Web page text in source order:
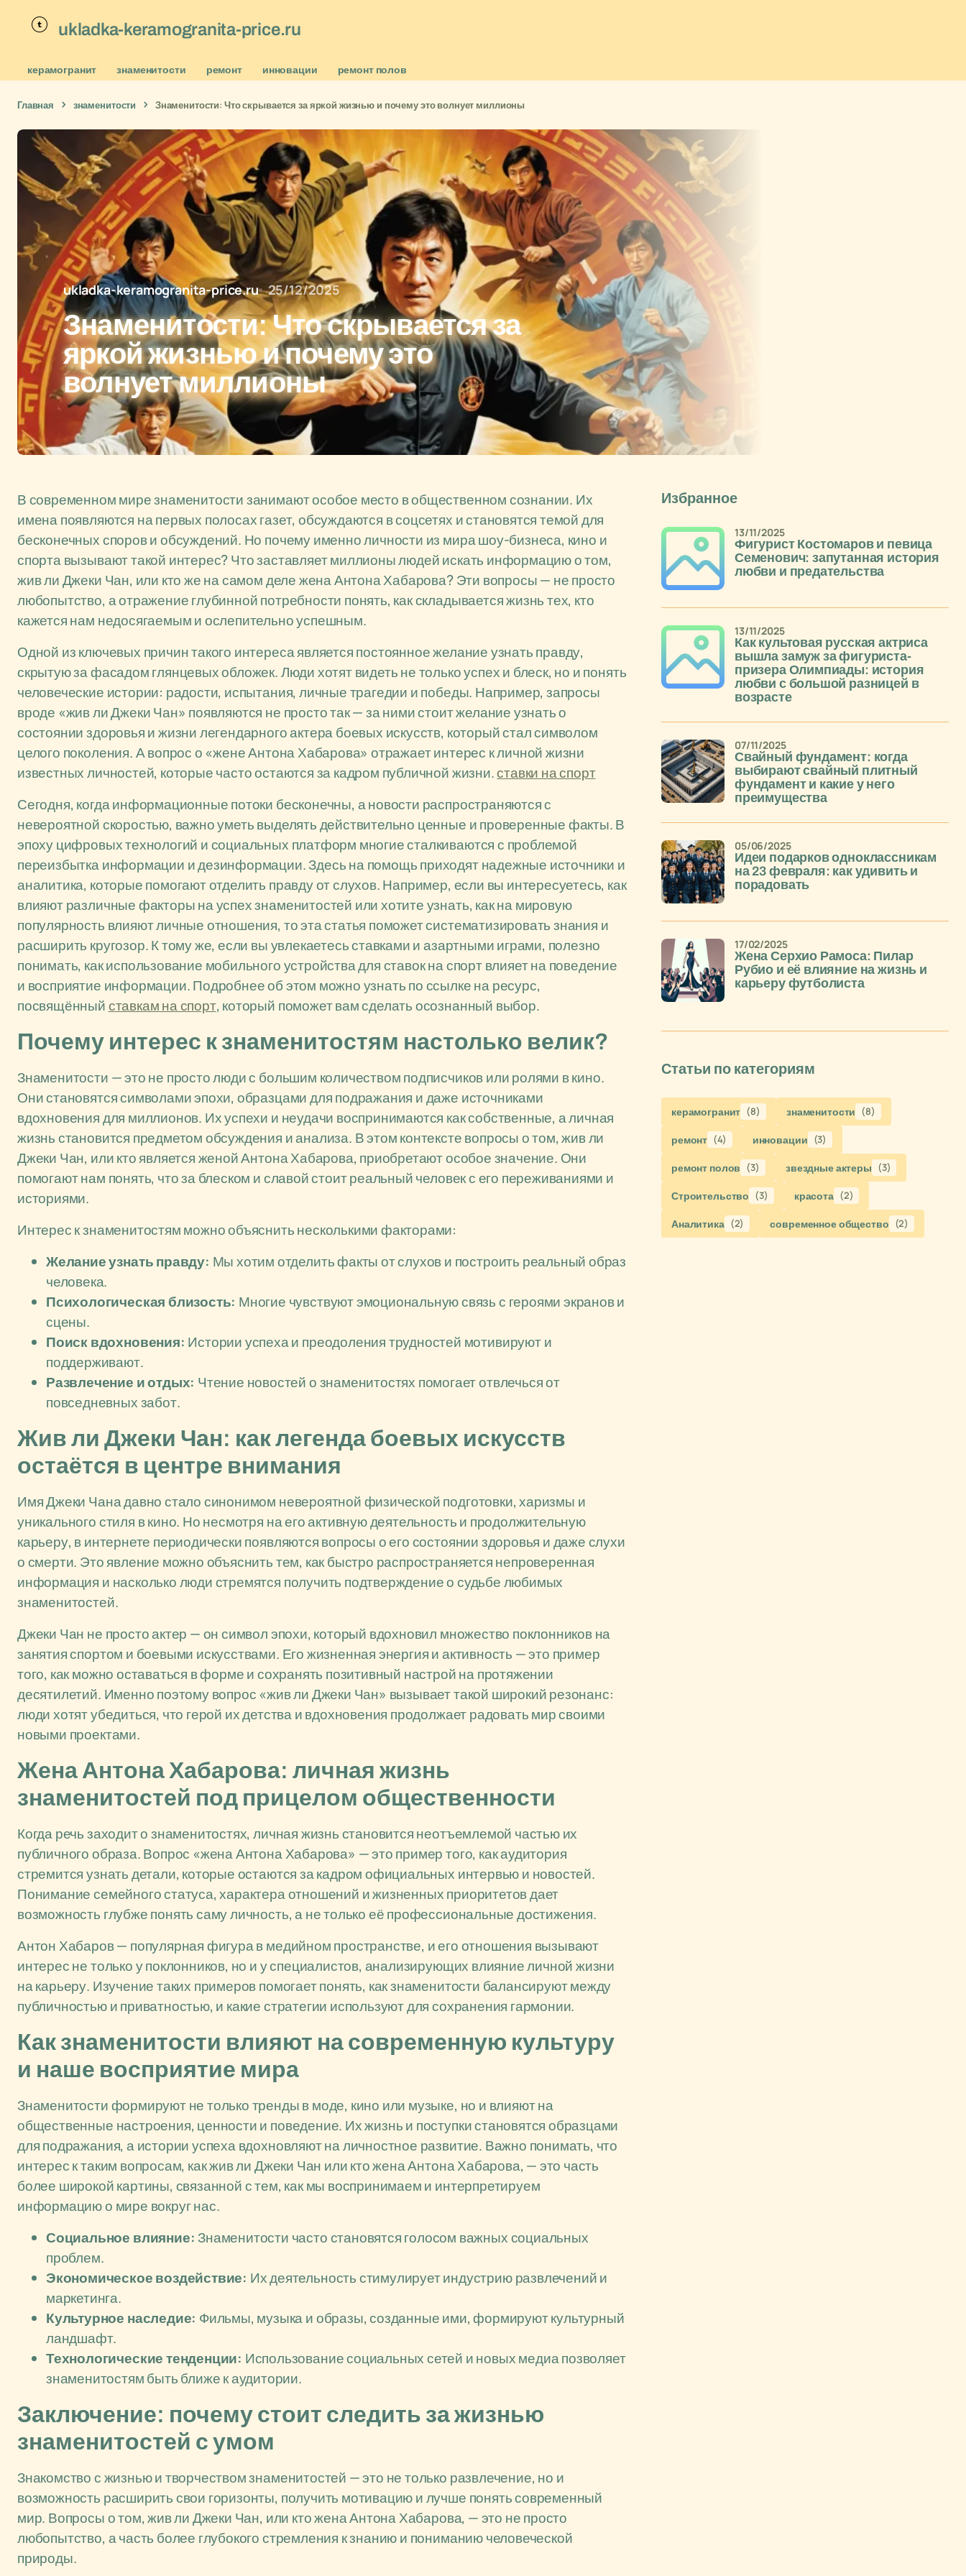
ukladka-keramogranita-price.ru
керамогранит знаменитости ремонт инновации ремонт полов
Главная знаменитости Знаменитости: Что скрывается за яркой жизнью и почему это волнует миллионы
ukladka-keramogranita-price.ru 25/12/2025
Знаменитости: Что скрывается за
яркой жизнью и почему это
волнует миллионы
В современном мире знаменитости занимают особое место в общественном сознании. Их
имена появляются на первых полосах газет, обсуждаются в соцсетях и становятся темой для
бесконечных споров и обсуждений. Но почему именно личности из мира шоу-бизнеса, кино и
спорта вызывают такой интерес? Что заставляет миллионы людей искать информацию о том,
жив ли Джеки Чан, или кто же на самом деле жена Антона Хабарова? Эти вопросы — не просто
любопытство, а отражение глубинной потребности понять, как складывается жизнь тех, кто
кажется нам недосягаемым и ослепительно успешным.
Одной из ключевых причин такого интереса является постоянное желание узнать правду,
скрытую за фасадом глянцевых обложек. Люди хотят видеть не только успех и блеск, но и понять
человеческие истории: радости, испытания, личные трагедии и победы. Например, запросы
вроде «жив ли Джеки Чан» появляются не просто так — за ними стоит желание узнать о
состоянии здоровья и жизни легендарного актера боевых искусств, который стал символом
целого поколения. А вопрос о «жене Антона Хабарова» отражает интерес к личной жизни
известных личностей, которые часто остаются за кадром публичной жизни.ставки на спорт
Сегодня, когда информационные потоки бесконечны, а новости распространяются с
невероятной скоростью, важно уметь выделять действительно ценные и проверенные факты. В
эпоху цифровых технологий и социальных платформ многие сталкиваются с проблемой
переизбытка информации и дезинформации. Здесь на помощь приходят надежные источники и
аналитика, которые помогают отделить правду от слухов. Например, если вы интересуетесь, как
влияют различные факторы на успех знаменитостей или хотите узнать, как на мировую
популярность влияют личные отношения, то эта статья поможет систематизировать знания и
расширить кругозор. К тому же, если вы увлекаетесь ставками и азартными играми, полезно
понимать, как использование мобильного устройства для ставок на спорт влияет на поведение
и восприятие информации. Подробнее об этом можно узнать по ссылке на ресурс,
посвящённыйставкам на спорт, который поможет вам сделать осознанный выбор.
Почему интерес к знаменитостям настолько велик?
Знаменитости — это не просто люди с большим количеством подписчиков или ролями в кино.
Они становятся символами эпохи, образцами для подражания и даже источниками
вдохновения для миллионов. Их успехи и неудачи воспринимаются как собственные, а личная
жизнь становится предметом обсуждения и анализа. В этом контексте вопросы о том, жив ли
Джеки Чан, или кто является женой Антона Хабарова, приобретают особое значение. Они
помогают нам понять, что за блеском и славой стоит реальный человек с его переживаниями и
историями.
Интерес к знаменитостям можно объяснить несколькими факторами:
Желание узнать правду: Мы хотим отделить факты от слухов и построить реальный образ
человека.
Психологическая близость: Многие чувствуют эмоциональную связь с героями экранов и
сцены.
Поиск вдохновения: Истории успеха и преодоления трудностей мотивируют и
поддерживают.
Развлечение и отдых: Чтение новостей о знаменитостях помогает отвлечься от
повседневных забот.
Жив ли Джеки Чан: как легенда боевых искусств
остаётся в центре внимания
Имя Джеки Чана давно стало синонимом невероятной физической подготовки, харизмы и
уникального стиля в кино. Но несмотря на его активную деятельность и продолжительную
карьеру, в интернете периодически появляются вопросы о его состоянии здоровья и даже слухи
о смерти. Это явление можно объяснить тем, как быстро распространяется непроверенная
информация и насколько люди стремятся получить подтверждение о судьбе любимых
знаменитостей.
Джеки Чан не просто актер — он символ эпохи, который вдохновил множество поклонников на
занятия спортом и боевыми искусствами. Его жизненная энергия и активность — это пример
того, как можно оставаться в форме и сохранять позитивный настрой на протяжении
десятилетий. Именно поэтому вопрос «жив ли Джеки Чан» вызывает такой широкий резонанс:
люди хотят убедиться, что герой их детства и вдохновения продолжает радовать мир своими
новыми проектами.
Жена Антона Хабарова: личная жизнь
знаменитостей под прицелом общественности
Когда речь заходит о знаменитостях, личная жизнь становится неотъемлемой частью их
публичного образа. Вопрос «жена Антона Хабарова» — это пример того, как аудитория
стремится узнать детали, которые остаются за кадром официальных интервью и новостей.
Понимание семейного статуса, характера отношений и жизненных приоритетов дает
возможность глубже понять саму личность, а не только её профессиональные достижения.
Антон Хабаров — популярная фигура в медийном пространстве, и его отношения вызывают
интерес не только у поклонников, но и у специалистов, анализирующих влияние личной жизни
на карьеру. Изучение таких примеров помогает понять, как знаменитости балансируют между
публичностью и приватностью, и какие стратегии используют для сохранения гармонии.
Как знаменитости влияют на современную культуру
и наше восприятие мира
Знаменитости формируют не только тренды в моде, кино или музыке, но и влияют на
общественные настроения, ценности и поведение. Их жизнь и поступки становятся образцами
для подражания, а истории успеха вдохновляют на личностное развитие. Важно понимать, что
интерес к таким вопросам, как жив ли Джеки Чан или кто жена Антона Хабарова, — это часть
более широкой картины, связанной с тем, как мы воспринимаем и интерпретируем
информацию о мире вокруг нас.
Социальное влияние: Знаменитости часто становятся голосом важных социальных
проблем.
Экономическое воздействие: Их деятельность стимулирует индустрию развлечений и
маркетинга.
Культурное наследие: Фильмы, музыка и образы, созданные ими, формируют культурный
ландшафт.
Технологические тенденции: Использование социальных сетей и новых медиа позволяет
знаменитостям быть ближе к аудитории.
Заключение: почему стоит следить за жизнью
знаменитостей с умом
Знакомство с жизнью и творчеством знаменитостей — это не только развлечение, но и
возможность расширить свои горизонты, получить мотивацию и лучше понять современный
мир. Вопросы о том, жив ли Джеки Чан, или кто жена Антона Хабарова, — это не просто
любопытство, а часть более глубокого стремления к знанию и пониманию человеческой
природы.
Избранное
Фигурист Костомаров и певица
Семенович: запутанная история
любви и предательства
13/11/2025
Как культовая русская актриса
вышла замуж за фигуриста-
призера Олимпиады: история
любви с большой разницей в
возрасте
13/11/2025
Свайный фундамент: когда
выбирают свайный плитный
фундамент и какие у него
преимущества
07/11/2025
Идеи подарков одноклассникам
на 23 февраля: как удивить и
порадовать
05/06/2025
Жена Серхио Рамоса: Пилар
Рубио и её влияние на жизнь и
карьеру футболиста
17/02/2025
Статьи по категориям
керамогранит (8) знаменитости (8)
ремонт (4) инновации (3)
ремонт полов (3) звездные актеры (3)
Строительство (3) красота (2)
Аналитика (2) современное общество (2)